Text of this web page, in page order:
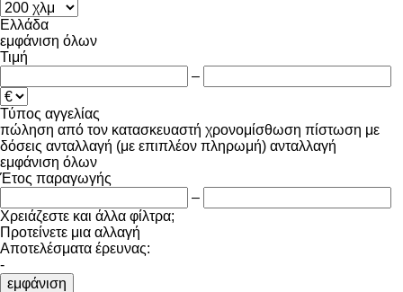
Ελλάδα
εμφάνιση όλων
Τιμή
–
Τύπος αγγελίας
πώληση από τον κατασκευαστή χρονομίσθωση πίστωση με
δόσεις ανταλλαγή (με επιπλέον πληρωμή) ανταλλαγή
εμφάνιση όλων
Έτος παραγωγής
–
Χρειάζεστε και άλλα φίλτρα;
Προτείνετε μια αλλαγή
Αποτελέσματα έρευνας:
-
εμφάνιση